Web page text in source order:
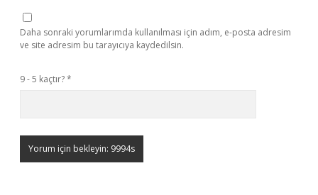
Daha sonraki yorumlarımda kullanılması için adım, e-posta adresim
ve site adresim bu tarayıcıya kaydedilsin.
9 - 5 kaçtır?*